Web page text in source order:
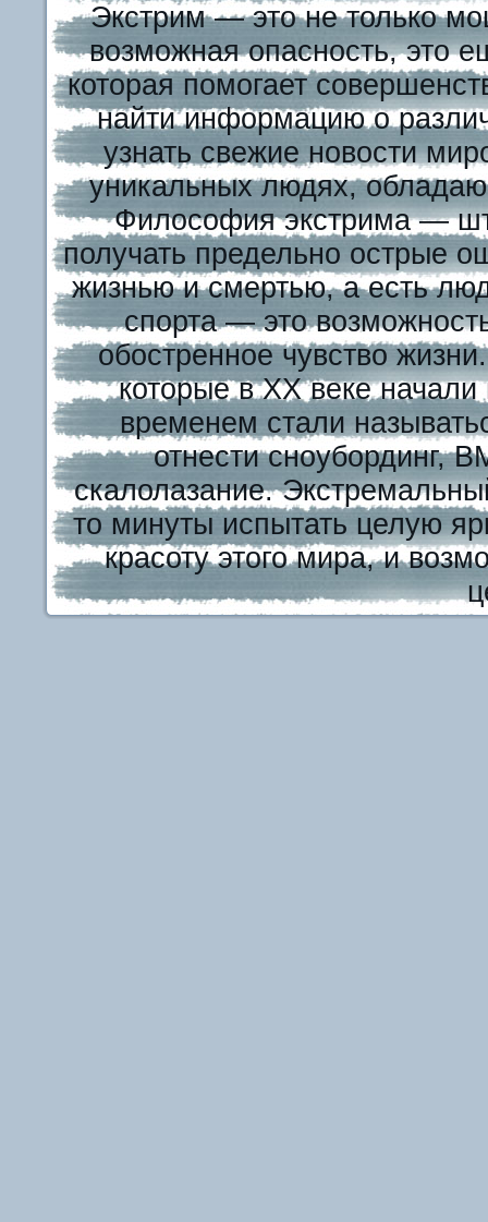
Экстрим — это не только
возможная опасность, это
которая помогает
найти информацию о
узнать свежие новости
уникальных людях,
Философия экстрима —
получать предельно острые
жизнью и смертью, а есть
спорта — это
обостренное чувство
которые в XX веке начали
временем стали
отнести сноубординг,
скалолазание.
то минуты испытать целую
красоту этого мира, и